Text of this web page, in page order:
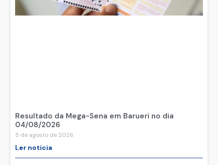
Resultado da Mega-Sena em Barueri no dia
04/08/2026
5 de agosto de 2026
Ler noticia